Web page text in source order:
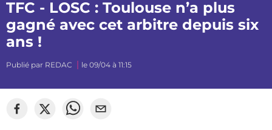
TFC - LOSC : Toulouse n’a plus
gagné avec cet arbitre depuis six
ans !
Publié par REDAC le 09/04 à 11:15